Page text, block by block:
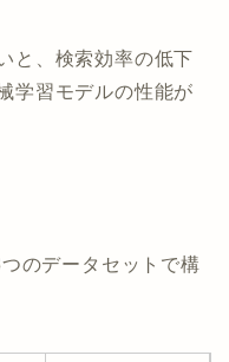
と、検索効率の低下
学習モデルの性能が
のデータセットで構